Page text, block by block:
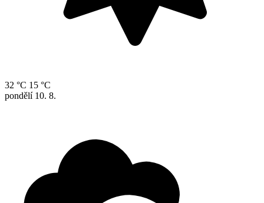
32 °C 15 °C
pondělí 10. 8.